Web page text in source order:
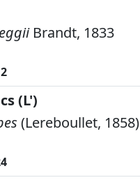
Brandt, 1833
(L')
(Lereboullet, 1858)